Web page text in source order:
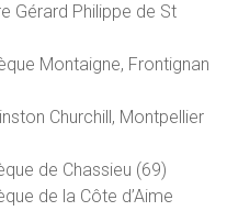
Gérard Philippe de St
Montaigne, Frontignan
Churchill, Montpellier
de Chassieu (69)
de la Côte d’Aime